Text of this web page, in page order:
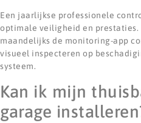
Een jaarlijkse professionele
optimale veiligheid en prestaties.
maandelijks de monitoring-app
visueel inspecteren op
systeem.
Kan ik mijn
garage